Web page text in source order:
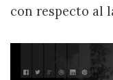
con respecto al